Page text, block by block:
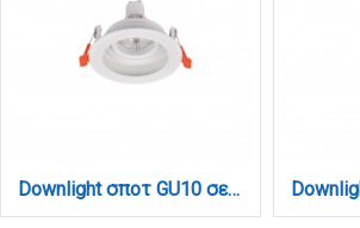
Downlight σποτ GU10 σε λευκή απόχρωση (X00300W)